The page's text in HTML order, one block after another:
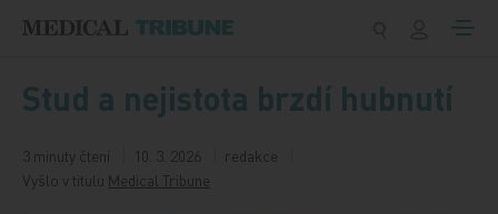
Stud a nejistota brzdí hubnutí
3 minuty čtení 10. 3. 2026
redakce
Vyšlo v titulu Medical Tribune